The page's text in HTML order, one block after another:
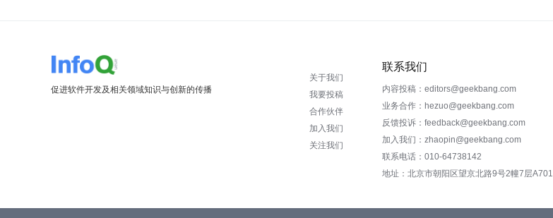
促进软件开发及相关领域知识与创新的传播
关于我们
我要投稿
合作伙伴
加入我们
关注我们
联系我们
内容投稿：editors@geekbang.com
业务合作：hezuo@geekbang.com
反馈投诉：feedback@geekbang.com
加入我们：zhaopin@geekbang.com
联系电话：010-64738142
地址：北京市朝阳区望京北路9号2幢7层A701